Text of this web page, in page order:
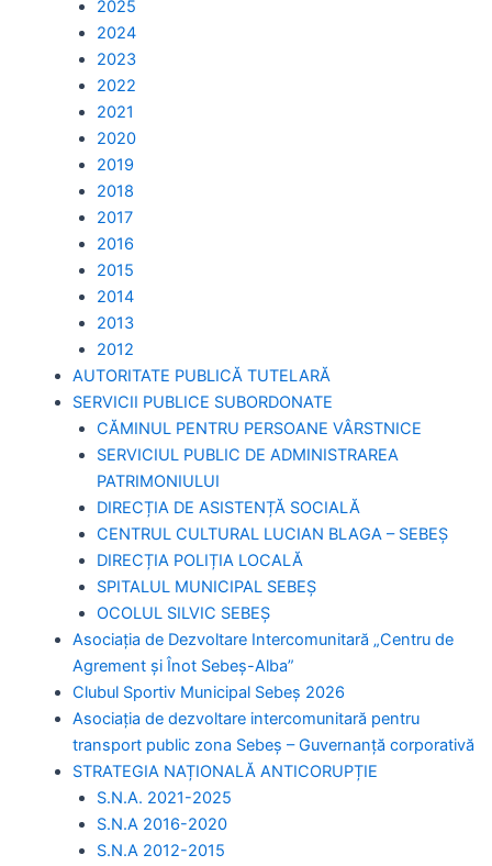
2025
2024
2023
2022
2021
2020
2019
2018
2017
2016
2015
2014
2013
2012
AUTORITATE PUBLICĂ TUTELARĂ
SERVICII PUBLICE SUBORDONATE
CĂMINUL PENTRU PERSOANE VÂRSTNICE
SERVICIUL PUBLIC DE ADMINISTRAREA
PATRIMONIULUI
DIRECȚIA DE ASISTENȚĂ SOCIALĂ
CENTRUL CULTURAL LUCIAN BLAGA – SEBEȘ
DIRECȚIA POLIȚIA LOCALĂ
SPITALUL MUNICIPAL SEBEȘ
OCOLUL SILVIC SEBEȘ
Asociația de Dezvoltare Intercomunitară „Centru de
Agrement și Înot Sebeș-Alba”
Clubul Sportiv Municipal Sebeș 2026
Asociația de dezvoltare intercomunitară pentru
transport public zona Sebeș – Guvernanță corporativă
STRATEGIA NAȚIONALĂ ANTICORUPȚIE
S.N.A. 2021-2025
S.N.A 2016-2020
S.N.A 2012-2015